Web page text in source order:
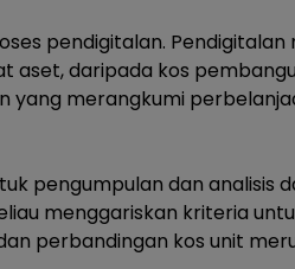
pendigitalan.
daripada kos
yang merangkumi
pengumpulan dan analisis
menggariskan kriteria
perbandingan kos unit